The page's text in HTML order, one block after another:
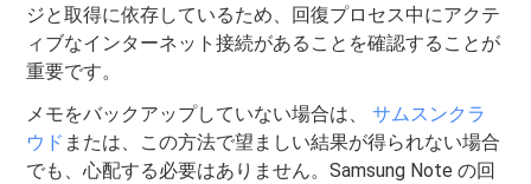
ジと取得に依存しているため、回復プロセス中にアクテ
ィブなインターネット接続があることを確認することが
重要です。
メモをバックアップしていない場合は、サムスンクラ
ウド または、この方法で望ましい結果が得られない場合
でも、心配する必要はありません。Samsung Note の回